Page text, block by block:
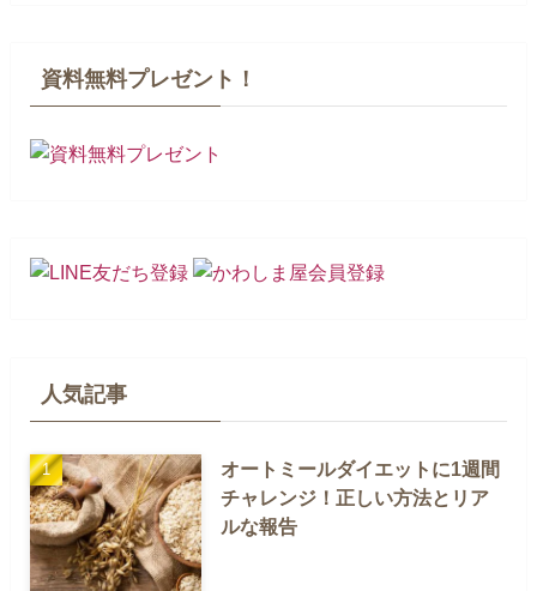
資料無料プレゼント！
人気記事
オートミールダイエットに1週間
チャレンジ！正しい方法とリア
ルな報告